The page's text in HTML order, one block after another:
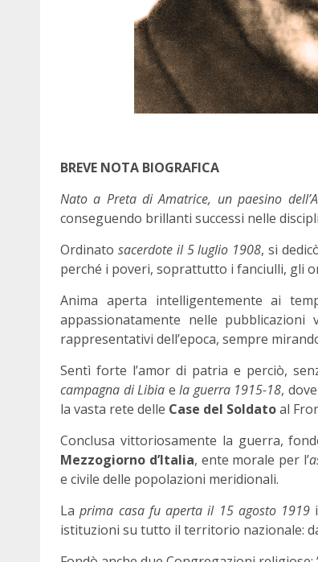
BREVE NOTA BIOGRAFICA
Nato a Preta di Amatrice, un paesino
conseguendo brillanti successi nelle
Ordinato sacerdote il 5 luglio 1908, si
perché i poveri, soprattutto i fanciulli, gli
Anima aperta intelligentemente ai
appassionatamente nelle
rappresentativi dell’epoca, sempre
Sentì forte l’amor di patria e perciò,
campagna di Libia ela guerra 1915-18,
la vasta rete delle Case del Soldatoal
Conclusa vittoriosamente la guerra,
Mezzogiorno d’Italia, ente morale per l’
e civile delle popolazioni meridionali.
Laprima casa fu aperta il 15 agosto 1919
istituzioni su tutto il territorio nazionale: